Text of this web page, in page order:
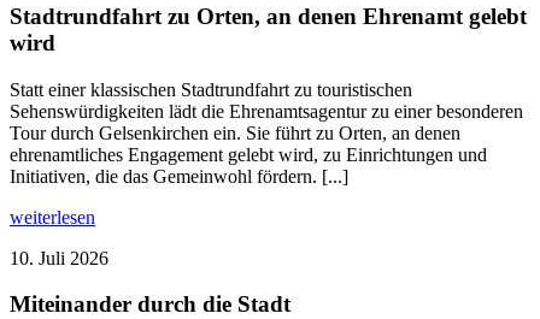
Stadtrundfahrt zu Orten, an denen Ehrenamt gelebt
wird
Statt einer klassischen Stadtrundfahrt zu touristischen
Sehenswürdigkeiten lädt die Ehrenamtsagentur zu einer besonderen
Tour durch Gelsenkirchen ein. Sie führt zu Orten, an denen
ehrenamtliches Engagement gelebt wird, zu Einrichtungen und
Initiativen, die das Gemeinwohl fördern. [...]
weiterlesen
10. Juli 2026
Miteinander durch die Stadt